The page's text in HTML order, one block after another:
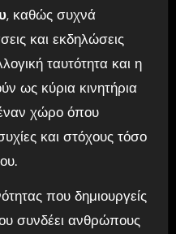
, καθώς συχνά
και εκδηλώσεις
ταυτότητα και η
ως κύρια κινητήρια
χώρο όπου
και στόχους τόσο
που δημιουργείς
συνδέει ανθρώπους